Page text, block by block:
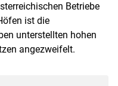
Betriebe
ist die
unterstellten hohen
angezweifelt.